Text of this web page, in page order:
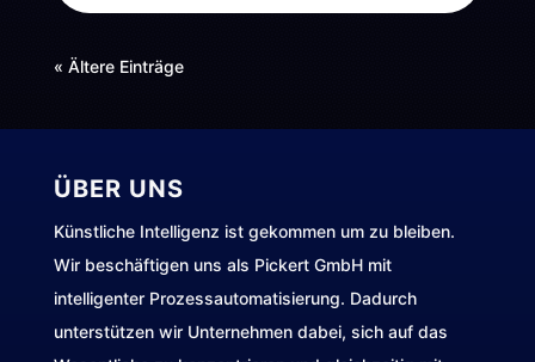
« Ältere Einträge
ÜBER UNS
Künstliche Intelligenz ist gekommen um zu bleiben.
Wir beschäftigen uns als Pickert GmbH mit
intelligenter Prozessautomatisierung. Dadurch
unterstützen wir Unternehmen dabei, sich auf das